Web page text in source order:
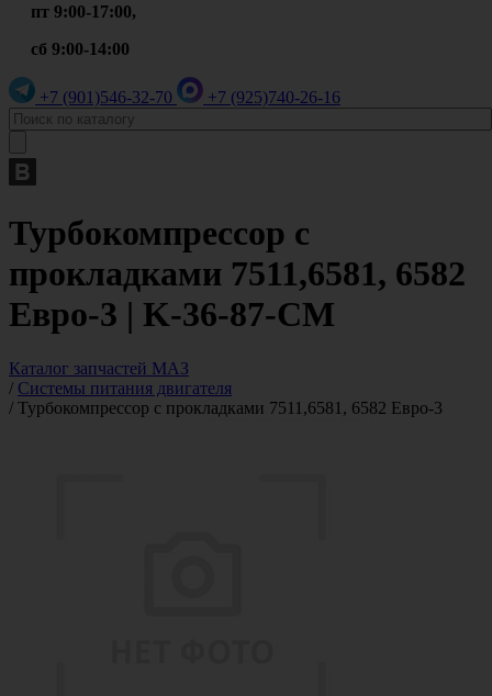
пт 9:00-17:00,
сб 9:00-14:00
+7 (901)546-32-70 +7 (925)740-26-16
Турбокомпрессор с
прокладками 7511,6581, 6582
Евро-3 | K-36-87-СМ
Каталог запчастей МАЗ
/ Системы питания двигателя
/ Турбокомпрессор с прокладками 7511,6581, 6582 Евро-3